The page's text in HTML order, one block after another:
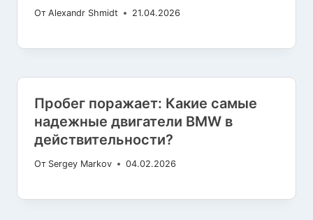
От Alexandr Shmidt 21.04.2026
Пробег поражает: Какие самые
надежные двигатели BMW в
действительности?
От Sergey Markov 04.02.2026